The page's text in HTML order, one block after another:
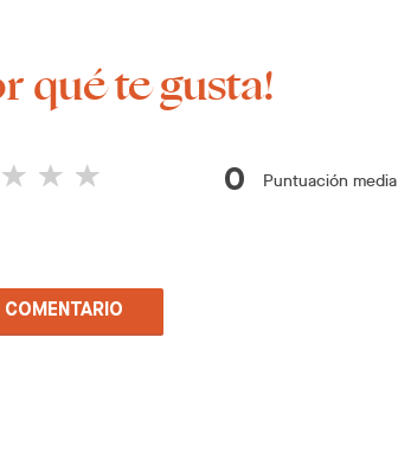
qué te gusta!
0 Puntuación media